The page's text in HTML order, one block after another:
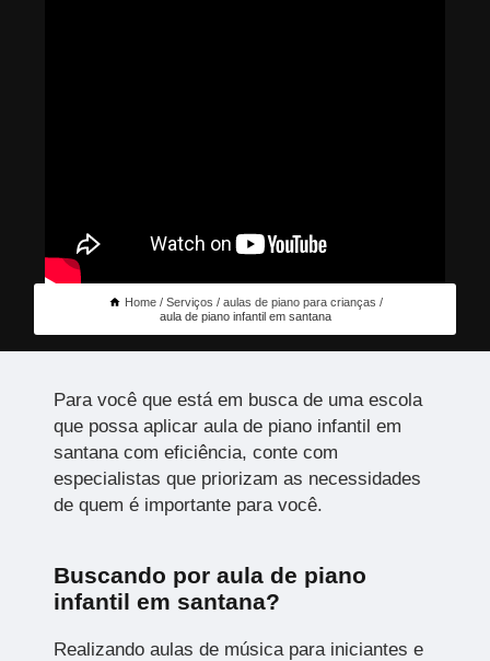
Home Serviços
aulas de piano para crianças
aula de piano infantil em santana
Para você que está em busca de uma escola
que possa aplicar aula de piano infantil em
santana com eficiência, conte com
especialistas que priorizam as necessidades
de quem é importante para você.
Buscando por aula de piano
infantil em santana?
Realizando aulas de música para iniciantes e